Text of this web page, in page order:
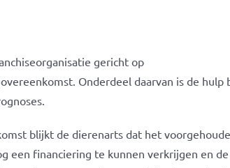
gericht op
Onderdeel daarvan is de hulp
blijkt de dierenarts dat het
een financiering te kunnen verkrijgen en